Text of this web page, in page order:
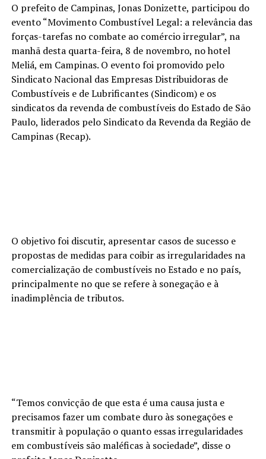
O prefeito de Campinas, Jonas Donizette, participou do
evento “Movimento Combustível Legal: a relevância das
forças-tarefas no combate ao comércio irregular”, na
manhã desta quarta-feira, 8 de novembro, no hotel
Meliá, em Campinas. O evento foi promovido pelo
Sindicato Nacional das Empresas Distribuidoras de
Combustíveis e de Lubrificantes (Sindicom) e os
sindicatos da revenda de combustíveis do Estado de São
Paulo, liderados pelo Sindicato da Revenda da Região de
Campinas (Recap).
O objetivo foi discutir, apresentar casos de sucesso e
propostas de medidas para coibir as irregularidades na
comercialização de combustíveis no Estado e no país,
principalmente no que se refere à sonegação e à
inadimplência de tributos.
“Temos convicção de que esta é uma causa justa e
precisamos fazer um combate duro às sonegações e
transmitir à população o quanto essas irregularidades
em combustíveis são maléficas à sociedade”, disse o